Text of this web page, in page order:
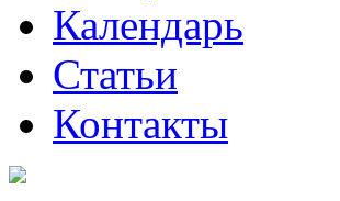
Календарь
Статьи
Контакты